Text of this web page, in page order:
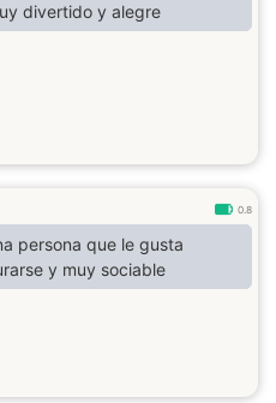
divertido y alegre
0.8
persona que le gusta
y muy sociable